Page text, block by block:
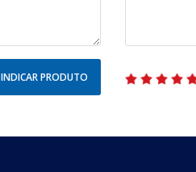
INDICAR PRODUTO